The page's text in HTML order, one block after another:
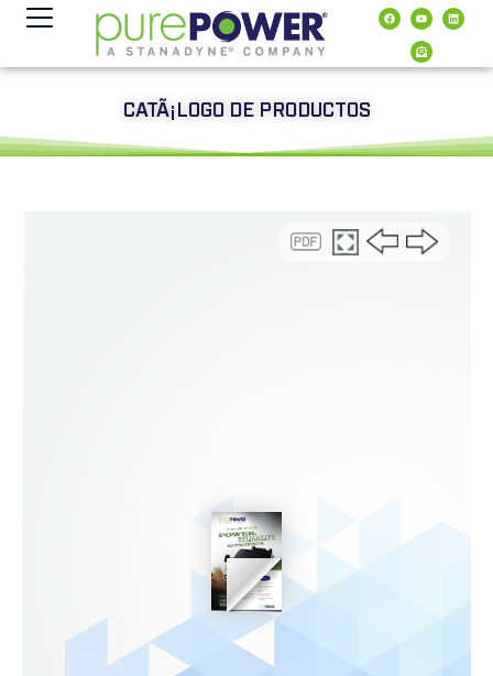
contenido
CATÃ¡LOGO DE PRODUCTOS